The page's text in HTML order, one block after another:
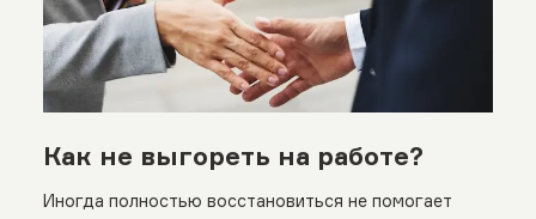
Как не выгореть на работе?
Иногда полностью восстановиться не помогает